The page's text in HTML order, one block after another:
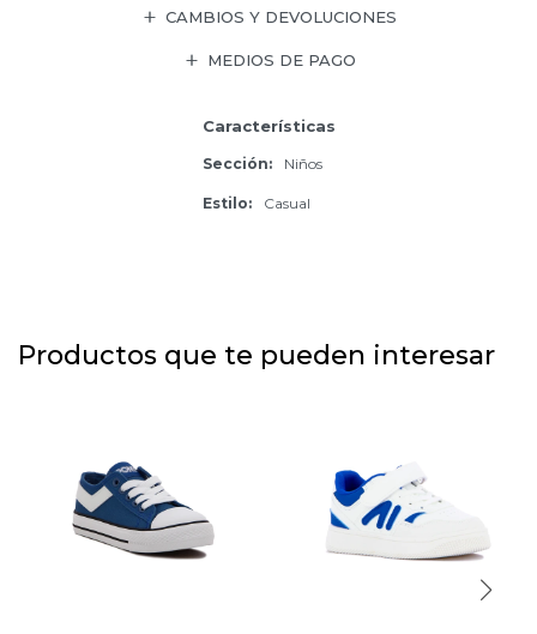
CAMBIOS Y DEVOLUCIONES
MEDIOS DE PAGO
Características
Sección Niños
Estilo Casual
Productos que te pueden interesar